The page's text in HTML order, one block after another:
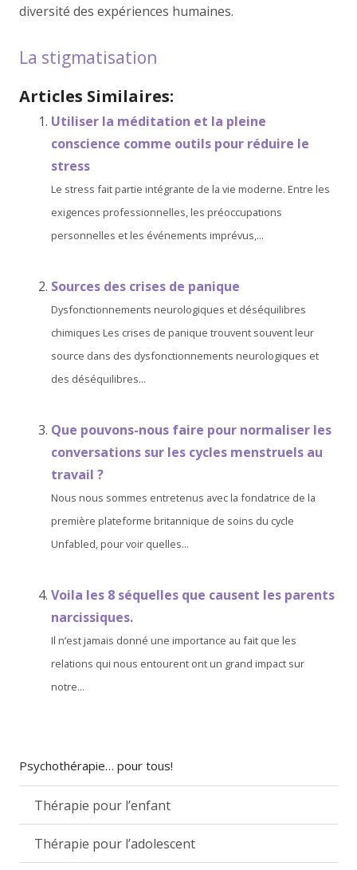
diversité des expériences humaines.
La stigmatisation
Articles Similaires:
Utiliser la méditation et la pleine
conscience comme outils pour réduire le
stress
Le stress fait partie intégrante de la vie moderne. Entre les
exigences professionnelles, les préoccupations
personnelles et les événements imprévus,...
Sources des crises de panique
Dysfonctionnements neurologiques et déséquilibres
chimiques Les crises de panique trouvent souvent leur
source dans des dysfonctionnements neurologiques et
des déséquilibres...
Que pouvons-nous faire pour normaliser les
conversations sur les cycles menstruels au
travail ?
Nous nous sommes entretenus avec la fondatrice de la
première plateforme britannique de soins du cycle
Unfabled, pour voir quelles...
Voila les 8 séquelles que causent les parents
narcissiques.
Il n’est jamais donné une importance au fait que les
relations qui nous entourent ont un grand impact sur
notre...
Psychothérapie… pour tous!
Thérapie pour l’enfant
Thérapie pour l’adolescent